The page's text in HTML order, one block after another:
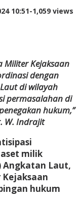
10:51oleh
-1,059 views
Militer Kejaksaan
dengan
di wilayah
permasalahan di
hukum,”
W. Indrajit
milik
Angkatan Laut,
hukum